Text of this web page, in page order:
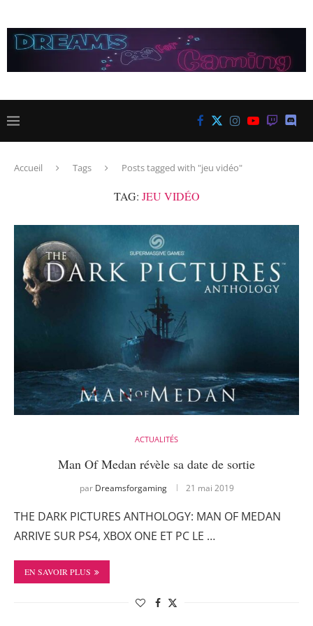
Accueil Tags Posts tagged with "jeu vidéo"
TAG: JEU VIDÉO
ACTUALITÉS
Man Of Medan révèle sa date de sortie
par Dreamsforgaming 21 mai 2019
THE DARK PICTURES ANTHOLOGY: MAN OF MEDAN
ARRIVE SUR PS4, XBOX ONE ET PC LE …
EN SAVOIR PLUS